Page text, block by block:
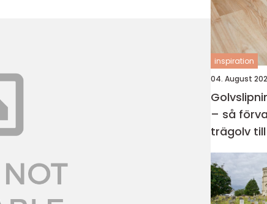
inspiration
04. August
– så
trägolv